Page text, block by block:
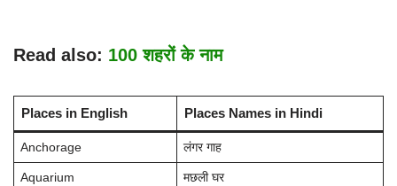
Read also: 100 शहरों के नाम
Places in English Places Names in Hindi
Anchorage लंगर गाह
Aquarium मछली घर